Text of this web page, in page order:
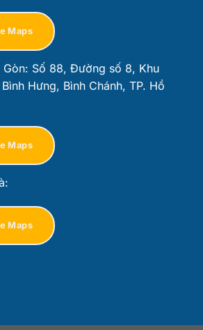
Maps
Gòn: Số 88, Đường số 8, Khu
Hưng, Bình Chánh, TP. Hồ
Maps
Maps